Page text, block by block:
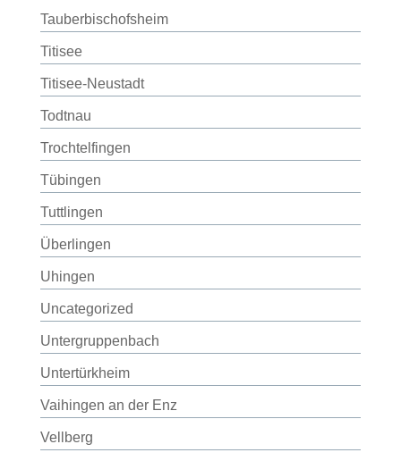
Tauberbischofsheim
Titisee
Titisee-Neustadt
Todtnau
Trochtelfingen
Tübingen
Tuttlingen
Überlingen
Uhingen
Uncategorized
Untergruppenbach
Untertürkheim
Vaihingen an der Enz
Vellberg